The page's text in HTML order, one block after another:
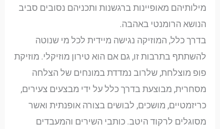
מילותיהם מאופיינות ברגשנות ותכניהם נסובים סביב
הנושא הרומנטי באהבה.
בדרך כלל, המוזיקה נגישה מיידית לכל מי שנוטה
להשתתף בתרבות זו, גם אם הוא טירון מוזיקלי. מוזיקת
פופ מוצלחת, שלרוב נמדדת במונחים של הצלחה
מסחרית, מבוצעת בדרך כלל על ידי מבצעים צעירים,
כריזמטיים, מושכים, לבושים בצורה אופנתית ואשר
מסוגלים לרקוד היטב. כותבי השירים והמעבדים